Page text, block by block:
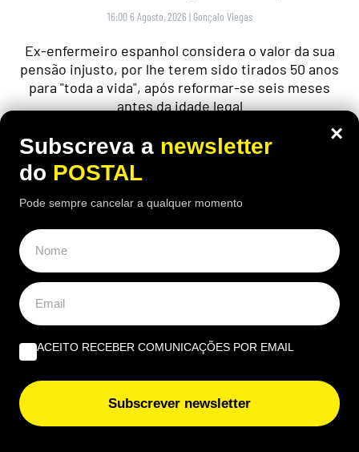
16:00 6 Agosto, 2026 | Gonçalo Viegas
Ex-enfermeiro espanhol considera o valor da sua
pensão injusto, por lhe terem sido tirados 50 anos
para "toda a vida", após reformar-se seis meses
antes da idade legal
ECONOMIA ,EUROPA
Carpinteiro reformado de 91 anos com
×
Subscreva a newsletter
do POSTAL
Pode sempre cancelar a qualquer momento
ACEITO RECEBER COMUNICAÇÕES POR EMAIL
Subscrever newsletter